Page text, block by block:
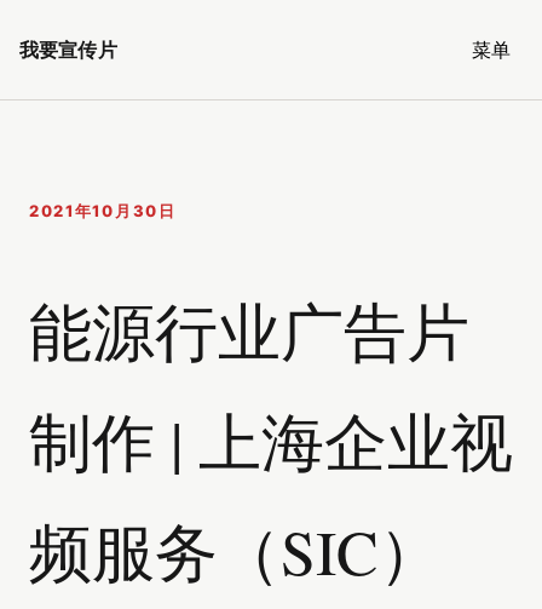
我要宣传片 菜单
2021年10月30日
能源行业广告片
制作 | 上海企业视
频服务（SIC）